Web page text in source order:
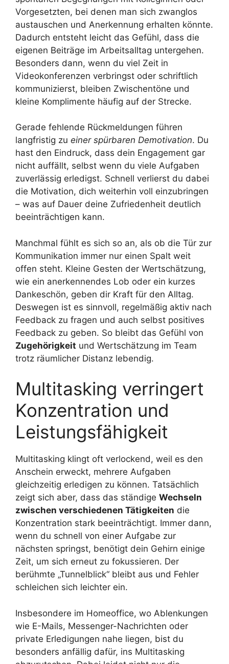
Vorgesetzten, bei denen man sich zwanglos
austauschen und Anerkennung erhalten könnte.
Dadurch entsteht leicht das Gefühl, dass die
eigenen Beiträge im Arbeitsalltag untergehen.
Besonders dann, wenn du viel Zeit in
Videokonferenzen verbringst oder schriftlich
kommunizierst, bleiben Zwischentöne und
kleine Komplimente häufig auf der Strecke.
Gerade fehlende Rückmeldungen führen
langfristig zu einer spürbaren Demotivation. Du
hast den Eindruck, dass dein Engagement gar
nicht auffällt, selbst wenn du viele Aufgaben
zuverlässig erledigst. Schnell verlierst du dabei
die Motivation, dich weiterhin voll einzubringen
– was auf Dauer deine Zufriedenheit deutlich
beeinträchtigen kann.
Manchmal fühlt es sich so an, als ob die Tür zur
Kommunikation immer nur einen Spalt weit
offen steht. Kleine Gesten der Wertschätzung,
wie ein anerkennendes Lob oder ein kurzes
Dankeschön, geben dir Kraft für den Alltag.
Deswegen ist es sinnvoll, regelmäßig aktiv nach
Feedback zu fragen und auch selbst positives
Feedback zu geben. So bleibt das Gefühl von
Zugehörigkeit und Wertschätzung im Team
trotz räumlicher Distanz lebendig.
Multitasking verringert
Konzentration und
Leistungsfähigkeit
Multitasking klingt oft verlockend, weil es den
Anschein erweckt, mehrere Aufgaben
gleichzeitig erledigen zu können. Tatsächlich
zeigt sich aber, dass das ständige Wechseln
zwischen verschiedenen Tätigkeiten die
Konzentration stark beeinträchtigt. Immer dann,
wenn du schnell von einer Aufgabe zur
nächsten springst, benötigt dein Gehirn einige
Zeit, um sich erneut zu fokussieren. Der
berühmte „Tunnelblick“ bleibt aus und Fehler
schleichen sich leichter ein.
Insbesondere im Homeoffice, wo Ablenkungen
wie E-Mails, Messenger-Nachrichten oder
private Erledigungen nahe liegen, bist du
besonders anfällig dafür, ins Multitasking